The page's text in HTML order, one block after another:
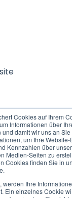
Cookies auf Ihrem
Informationen über
und damit wir uns an
um Ihre
Kennzahlen über
Medien-Seiten zu
Cookies finden Sie in
werden Ihre
Ein einzelnes Cookie